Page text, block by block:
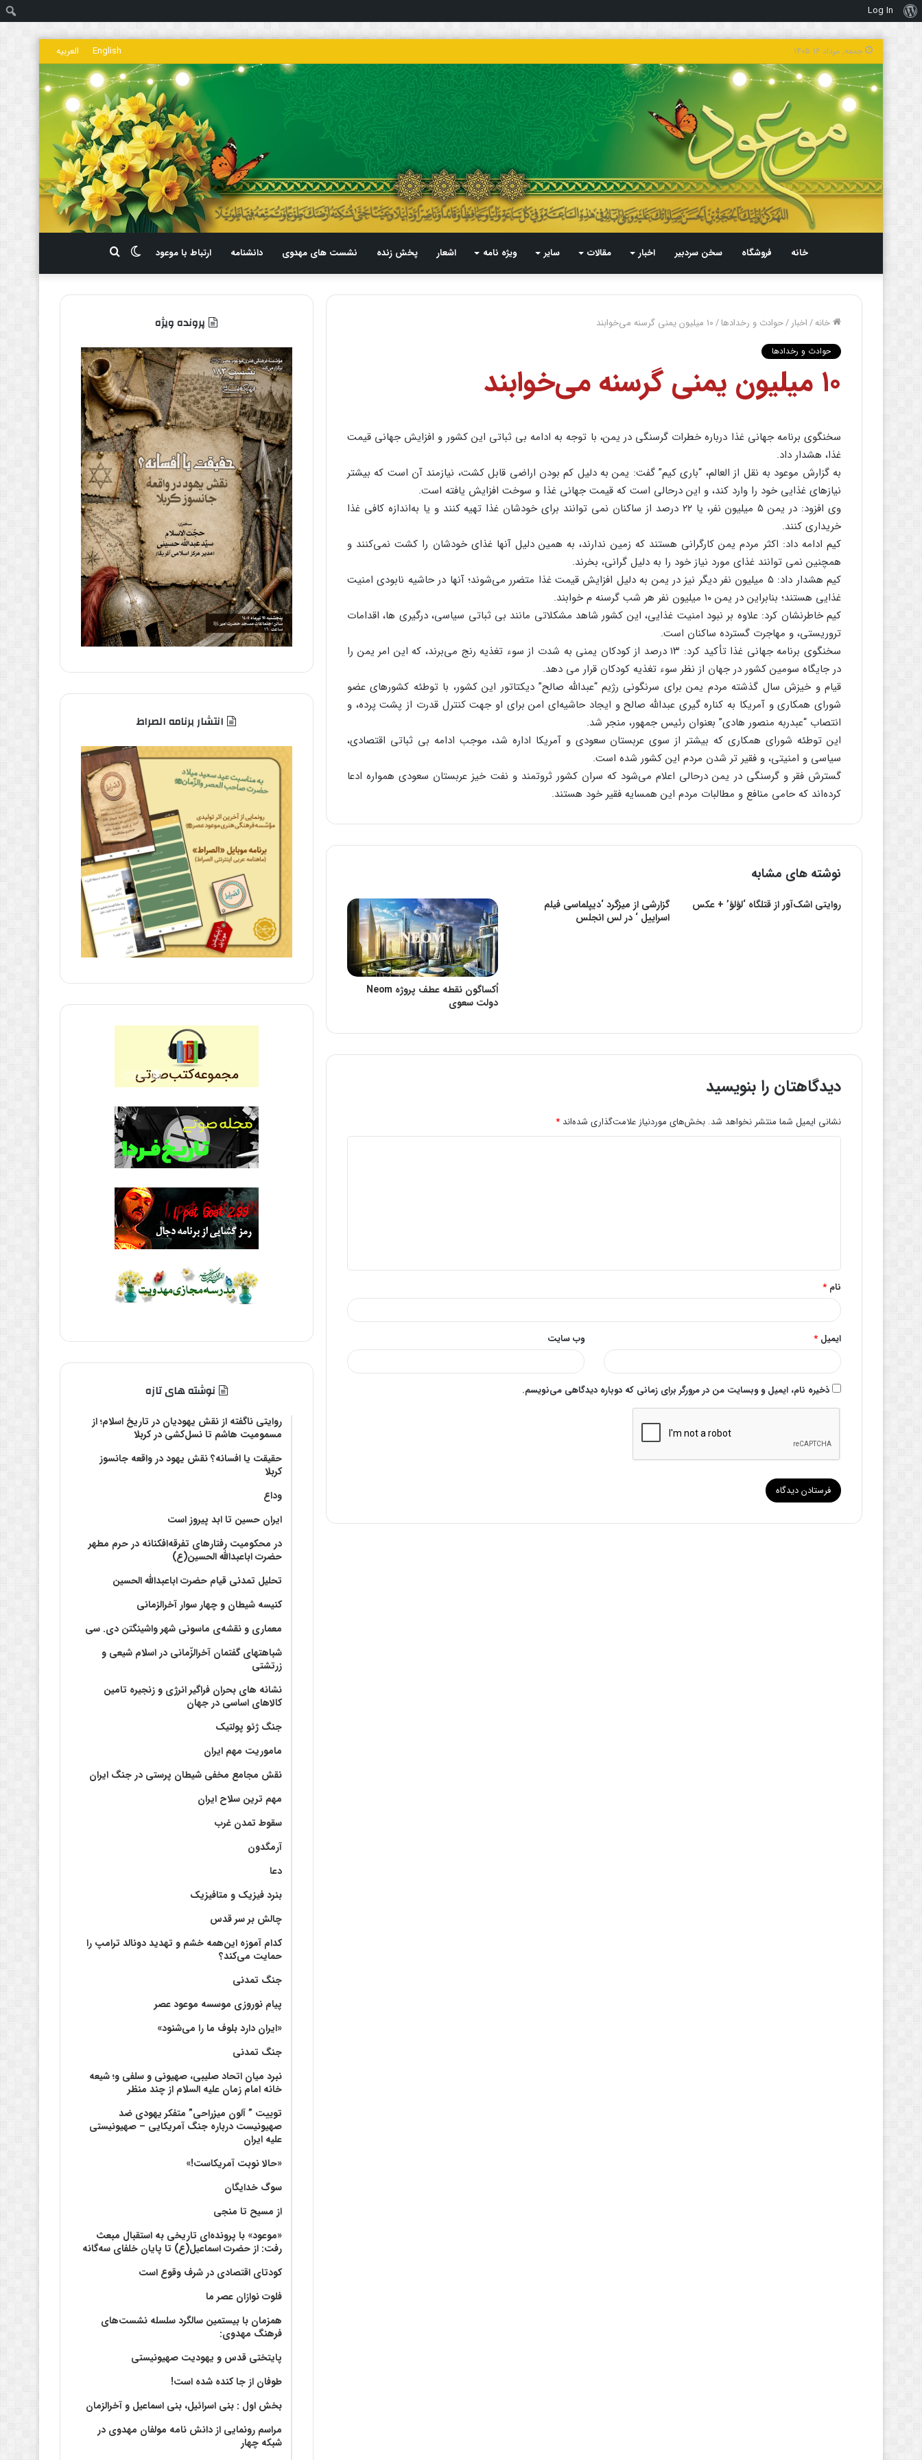
درباره
وردپرس
Log In
جمعه, مرداد ۱۶ ۱۴۰۵ English العربیه
خانه فروشگاه سخن سردبیر اخبار مقالات سایر ویژه نامه اشعار پخش زنده نشست های مهدوی دانشنامه ارتباط با موعود
برای
تغییر
پوسته
خانه/اخبار /حوادث و رخدادها/۱۰ میلیون یمنی گرسنه می‌خوابند
حوادث و رخدادها
۱۰ میلیون یمنی گرسنه می‌خوابند
سخنگوی برنامه جهانی غذا درباره خطرات گرسنگی در یمن، با توجه به ادامه بی ثباتی این کشور و افزایش جهانی قیمت
غذا، هشدار داد.
به گزارش موعود به نقل از العالم، “باری کیم” گفت: یمن به دلیل کم بودن اراضی قابل کشت، نیازمند آن است که بیشتر
نیازهای غذایی خود را وارد کند، و این درحالی است که قیمت جهانی غذا و سوخت افزایش یافته است.
وی افزود: در یمن ۵ میلیون نفر، یا ۲۲ درصد از ساکنان نمی توانند برای خودشان غذا تهیه کنند و یا به‌اندازه کافی غذا
خریداری کنند.
کیم ادامه داد: اکثر مردم یمن کارگرانی هستند که زمین ندارند، به همین دلیل آنها غذای خودشان را کشت نمی‌کنند و
همچنین نمی توانند غذای مورد نیاز خود را به دلیل گرانی، بخرند.
کیم هشدار داد: ۵ میلیون نفر دیگر نیز در یمن به دلیل افزایش قیمت غذا متضرر می‌شوند؛ آنها در حاشیه نابودی امنیت
غذایی هستند؛ بنابراین در یمن ۱۰ میلیون نفر هر شب گرسنه م خوابند.
کیم خاطرنشان کرد: علاوه بر نبود امنیت غذایی، این کشور شاهد مشکلاتی مانند بی ثباتی سیاسی، درگیری ها، اقدامات
تروریستی، و مهاجرت گسترده ساکنان است.
سخنگوی برنامه جهانی غذا تأکید کرد: ۱۳ درصد از کودکان یمنی به شدت از سوء تغذیه رنج می‌برند، که این امر یمن را
در جایگاه سومین کشور در جهان از نظر سوء تغذیه کودکان قرار می دهد.
قیام و خیزش سال گذشته مردم یمن برای سرنگونی رژیم “عبدالله صالح” دیکتاتور این کشور، با توطئه کشورهای عضو
شورای همکاری و آمریکا به کناره گیری عبدالله صالح و ایجاد حاشیه‌ای امن برای او جهت کنترل قدرت از پشت پرده، و
انتصاب “عبدربه منصور هادی” بعنوان رئیس جمهور، منجر شد.
این توطئه شورای همکاری که بیشتر از سوی عربستان سعودی و آمریکا اداره شد، موجب ادامه بی ثباتی اقتصادی،
سیاسی و امنیتی، و فقیر تر شدن مردم این کشور شده است.
گسترش فقر و گرسنگی در یمن درحالی اعلام می‌شود که سران کشور ثروتمند و نفت خیز عربستان سعودی همواره ادعا
کرده‌اند که حامی منافع و مطالبات مردم این همسایه فقیر خود هستند.
نوشته های مشابه
روایتی اشک‌آور از قتلگاه ‘لؤلؤ’ + عکس
گزارشی از میزگرد ‘دیپلماسی فیلم
اسراییل ‘ در لس انجلس
اُکساگون نقطه عطف پروژه Neom
دولت سعوی
دیدگاهتان را بنویسید
نشانی ایمیل شما منتشر نخواهد شد. بخش‌های موردنیاز علامت‌گذاری شده‌اند *
*
نام *
ایمیل * وب‌ سایت
ذخیره نام، ایمیل و وبسایت من در مرورگر برای زمانی که دوباره دیدگاهی می‌نویسم.
پرونده ویژه
انتشار برنامه الصراط
نوشته های تازه
روایتی ناگفته از نقش یهودیان در تاریخ اسلام؛ از
مسمومیت هاشم تا نسل‌کشی در کربلا
حقیقت یا افسانه؟‌ نقش یهود در واقعه جانسوز
کربلا
وداع
ایران حسین تا ابد پیروز است
در محکومیت رفتارهای تفرقه‌افکنانه در حرم مطهر
حضرت اباعبدالله الحسین(ع)
تحلیل تمدنی قیام حضرت اباعبدالله الحسین
کنیسه شیطان و چهار سوار آخرالزمانی
معماری و نقشه‌ی ماسونی شهر واشينگتن دی. سی
شباهتهای گفتمان آخر‌الزّمانی در اسلام شیعی و
زرتشتی
نشانه های بحران فراگیر انرژی و زنجیره تامین
کالاهای اساسی در جهان
جنگ ژئو پولتیک
ماموریت مهم ایران
نقش مجامع مخفی شیطان پرستی در جنگ ایران
مهم ترین سلاح ایران
سقوط تمدن غرب
آرمگدون
دعا
بنرد فیزیک و متافیزیک
چالش بر سر قدس
کدام آموزه این‌همه خشم و تهدید دونالد ترامپ را
حمایت می‌کند؟
جنگ تمدنی
پیام نوروزی موسسه موعود عصر
«ایران دارد بلوف ما را می‌شنود»
جنگ تمدنی
نبرد میان اتحاد صلیبی، صهیونی و سلفی و؛ شیعه
خانه امام زمان علیه السلام از چند منظر
توییت ” آلون میزراحی” متفکر یهودی ضد
صهیونیست درباره جنگ آمریکایی – صهیونیستی
علیه ایران
«حالا نوبت آمریکاست!»
سوگ خدایگان
از مسیح تا منجی
«موعود» با پرونده‌ای تاریخی به استقبال مبعث
رفت: از حضرت اسماعیل(ع) تا پایان خلفای سه‌گانه
کودتای اقتصادی در شرف وقوع است
فلوت نوازان عصر ما
همزمان با بیستمین سالگرد سلسله نشست‌های
فرهنگ مهدوی:‌
پایتختی قدس و یهودیت صهیونیستی
طوفان از جا کنده شده است!
بخش اول : بنی اسرائیل، بنی اسماعیل و آخرالزمان
مراسم رونمایی از دانش نامه مولفان مهدوی در
شبکه چهار